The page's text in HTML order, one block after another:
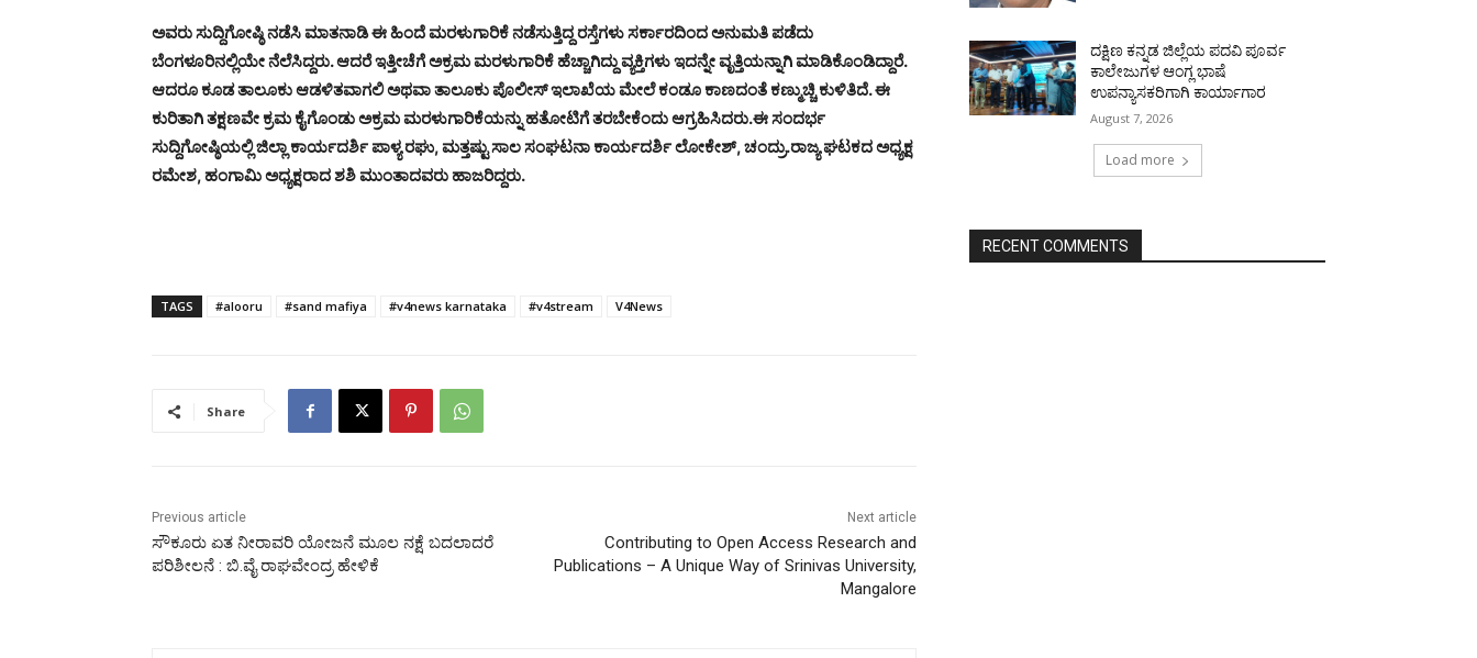
ಅವರು ಸುದ್ದಿಗೋಷ್ಠಿ ನಡೆಸಿ ಮಾತನಾಡಿ ಈ ಹಿಂದೆ ಮರಳುಗಾರಿಕೆ ನಡೆಸುತ್ತಿದ್ದ ರಸ್ತೆಗಳು ಸರ್ಕಾರದಿಂದ ಅನುಮತಿ ಪಡೆದು
ಬೆಂಗಳೂರಿನಲ್ಲಿಯೇ ನೆಲೆಸಿದ್ದರು. ಆದರೆ ಇತ್ತೀಚೆಗೆ ಅಕ್ರಮ ಮರಳುಗಾರಿಕೆ ಹೆಚ್ಚಾಗಿದ್ದು ವ್ಯಕ್ತಿಗಳು ಇದನ್ನೇ ವೃತ್ತಿಯನ್ನಾಗಿ ಮಾಡಿಕೊಂಡಿದ್ದಾರೆ.
ಆದರೂ ಕೂಡ ತಾಲೂಕು ಆಡಳಿತವಾಗಲಿ ಅಥವಾ ತಾಲೂಕು ಪೊಲೀಸ್ ಇಲಾಖೆಯ ಮೇಲೆ ಕಂಡೂ ಕಾಣದಂತೆ ಕಣ್ಮುಚ್ಚಿ ಕುಳಿತಿದೆ. ಈ
ಕುರಿತಾಗಿ ತಕ್ಷಣವೇ ಕ್ರಮ ಕೈಗೊಂಡು ಅಕ್ರಮ ಮರಳುಗಾರಿಕೆಯನ್ನು ಹತೋಟಿಗೆ ತರಬೇಕೆಂದು ಆಗ್ರಹಿಸಿದರು.ಈ ಸಂದರ್ಭ
ಸುದ್ದಿಗೋಷ್ಠಿಯಲ್ಲಿ ಜಿಲ್ಲಾ ಕಾರ್ಯದರ್ಶಿ ಪಾಳ್ಯ ರಘು, ಮತ್ತಷ್ಟು ಸಾಲ ಸಂಘಟನಾ ಕಾರ್ಯದರ್ಶಿ ಲೋಕೇಶ್, ಚಂದ್ರು.ರಾಜ್ಯ ಘಟಕದ ಅಧ್ಯಕ್ಷ
ರಮೇಶ, ಹಂಗಾಮಿ ಅಧ್ಯಕ್ಷರಾದ ಶಶಿ ಮುಂತಾದವರು ಹಾಜರಿದ್ದರು.
TAGS #alooru #sand mafiya #v4news karnataka #v4stream V4News
Share
Previous article
ಸೌಕೂರು ಏತ ನೀರಾವರಿ ಯೋಜನೆ ಮೂಲ ನಕ್ಷೆ ಬದಲಾದರೆ
ಪರಿಶೀಲನೆ : ಬಿ.ವೈ ರಾಘವೇಂದ್ರ ಹೇಳಿಕೆ
Next article
Contributing to Open Access Research and
Publications – A Unique Way of Srinivas University,
Mangalore
ದಕ್ಷಿಣ ಕನ್ನಡ ಜಿಲ್ಲೆಯ ಪದವಿ ಪೂರ್ವ
ಕಾಲೇಜುಗಳ ಆಂಗ್ಲ ಭಾಷೆ
ಉಪನ್ಯಾಸಕರಿಗಾಗಿ ಕಾರ್ಯಾಗಾರ
August 7, 2026
Load more
RECENT COMMENTS